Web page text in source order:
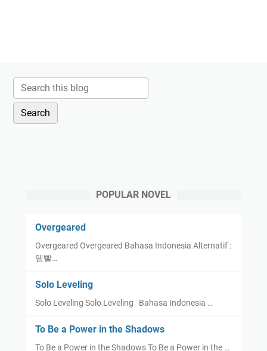
POPULAR NOVEL
Overgeared
Overgeared Overgeared Bahasa Indonesia Alternatif :
템빨…
Solo Leveling
Solo Leveling Solo Leveling Bahasa Indonesia …
To Be a Power in the Shadows
To Be a Power in the Shadows To Be a Power in the …